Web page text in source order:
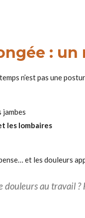
:
n’est pas une
jambes
les lombaires
et les douleurs
douleurs au travail